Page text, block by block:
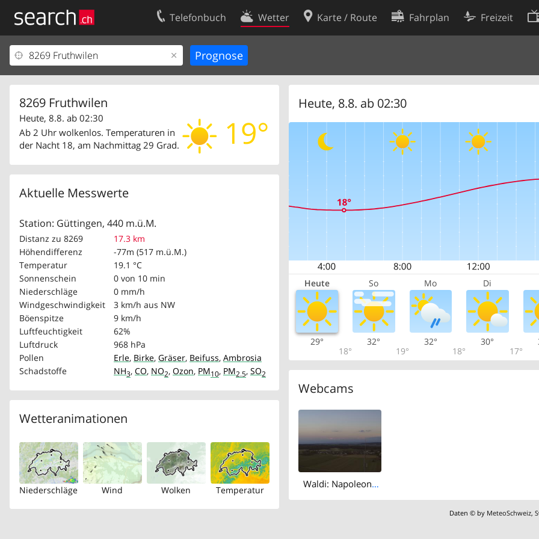
Telefonbuch Wetter Karte / Route Fahrplan Freizeit
8269 Fruthwilen
19°
Heute, 8.8. ab 02:30
Ab 2 Uhr wolkenlos. Temperaturen in
der Nacht 18, am Nachmittag 29 Grad.
Aktuelle Messwerte
Station: Güttingen, 440 m.ü.M.
Distanz zu 8269
17.3 km
Höhendifferenz
-77m (517 m.ü.M.)
Temperatur
19.1 °C
Sonnenschein
0 von 10 min
Niederschläge
0 mm/h
Windgeschwindigkeit
3 km/h aus NW
Böenspitze
9 km/h
Luftfeuchtigkeit
62%
Luftdruck
968 hPa
Pollen
Erle, Birke, Gräser, Beifuss, Ambrosia
Schadstoffe
NH3, CO, NO2, Ozon, PM10, PM2.5, SO2
Wetteranimationen
Niederschläge Wind Wolken Temperatur
Heute, 8.8. ab 02:30
Heute So Mo Di
29°
18°
32°
19°
32°
18°
30°
17°
Webcams
Waldi: Napoleonturm Hohenrain - Champéry (Les Portes du Soleil)
Daten © by MeteoSchweiz,
Ihr Eintrag
Kundencenter Geschäftskunden
Kontakt
Nutzungsbedingungen
Cookie-Einstellungen